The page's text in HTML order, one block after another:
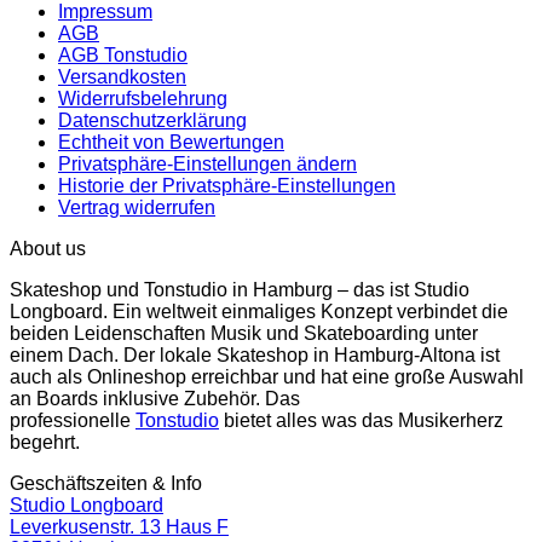
Impressum
AGB
AGB Tonstudio
Versandkosten
Widerrufsbelehrung
Datenschutzerklärung
Echtheit von Bewertungen
Privatsphäre-Einstellungen ändern
Historie der Privatsphäre-Einstellungen
Vertrag widerrufen
About us
Skateshop und Tonstudio in Hamburg – das ist Studio
Longboard. Ein weltweit einmaliges Konzept verbindet die
beiden Leidenschaften Musik und Skateboarding unter
einem Dach. Der lokale Skateshop in Hamburg-Altona ist
auch als Onlineshop erreichbar und hat eine große Auswahl
an Boards inklusive Zubehör. Das
professionelle Tonstudio bietet alles was das Musikerherz
begehrt.
Geschäftszeiten & Info
Studio Longboard
Leverkusenstr. 13 Haus F